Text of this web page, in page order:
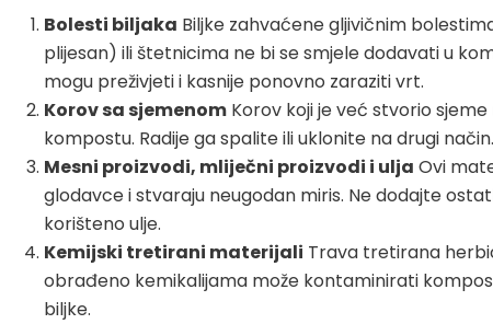
Bolesti biljaka Biljke zahvaćene gljivičnim
plijesan) ili štetnicima ne bi se smjele dodavati u
mogu preživjeti i kasnije ponovno zaraziti vrt.
Korov sa sjemenom Korov koji je već stvorio
kompostu. Radije ga spalite ili uklonite na drugi način.
Mesni proizvodi, mliječni proizvodi i ulja Ovi
glodavce i stvaraju neugodan miris. Ne dodajte
korišteno ulje.
Kemijski tretirani materijali Trava tretirana
obrađeno kemikalijama može kontaminirati
biljke.